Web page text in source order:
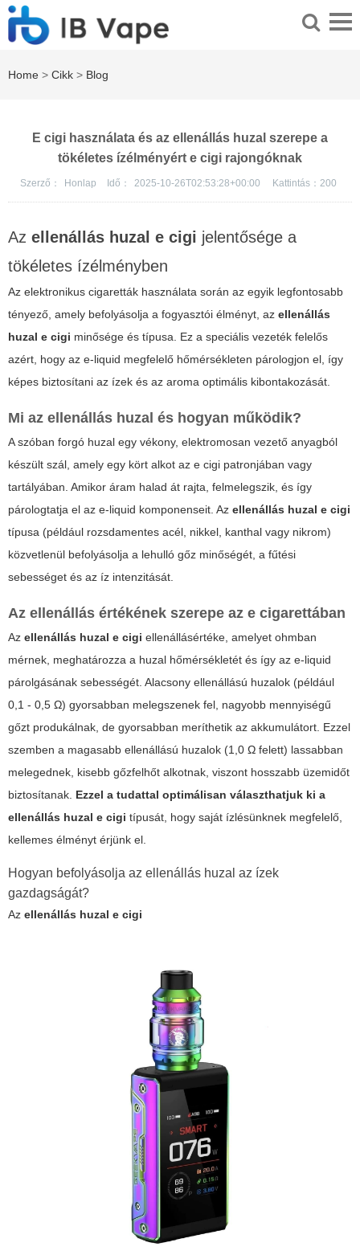
Home > Cikk > Blog
E cigi használata és az ellenállás huzal szerepe a
tökéletes ízélményért e cigi rajongóknak
Szerző： Honlap Idő： 2025-10-26T02:53:28+00:00 Kattintás： 200
Az ellenállás huzal e cigi jelentősége a
tökéletes ízélményben
Az elektronikus cigaretták használata során az egyik legfontosabb
tényező, amely befolyásolja a fogyasztói élményt, az ellenállás
huzal e cigi minősége és típusa. Ez a speciális vezeték felelős
azért, hogy az e-liquid megfelelő hőmérsékleten párologjon el, így
képes biztosítani az ízek és az aroma optimális kibontakozását.
Mi az ellenállás huzal és hogyan működik?
A szóban forgó huzal egy vékony, elektromosan vezető anyagból
készült szál, amely egy kört alkot az e cigi patronjában vagy
tartályában. Amikor áram halad át rajta, felmelegszik, és így
párologtatja el az e-liquid komponenseit. Az ellenállás huzal e cigi
típusa (például rozsdamentes acél, nikkel, kanthal vagy nikrom)
közvetlenül befolyásolja a lehulló gőz minőségét, a fűtési
sebességet és az íz intenzitását.
Az ellenállás értékének szerepe az e cigarettában
Az ellenállás huzal e cigi ellenállásértéke, amelyet ohmban
mérnek, meghatározza a huzal hőmérsékletét és így az e-liquid
párolgásának sebességét. Alacsony ellenállású huzalok (például
0,1 - 0,5 Ω) gyorsabban melegszenek fel, nagyobb mennyiségű
gőzt produkálnak, de gyorsabban meríthetik az akkumulátort. Ezzel
szemben a magasabb ellenállású huzalok (1,0 Ω felett) lassabban
melegednek, kisebb gőzfelhőt alkotnak, viszont hosszabb üzemidőt
biztosítanak. Ezzel a tudattal optimálisan választhatjuk ki a
ellenállás huzal e cigi típusát, hogy saját ízlésünknek megfelelő,
kellemes élményt érjünk el.
Hogyan befolyásolja az ellenállás huzal az ízek
gazdagságát?
Az ellenállás huzal e cigi